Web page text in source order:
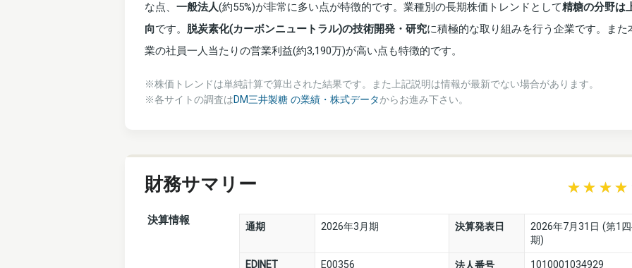
な点、 一般法人(約55%)が非常に多い点が特徴的です。業種別の長期株価トレンドとして精糖の分野は
向です。 脱炭素化(カーボンニュートラル)の技術開発・研究に積極的な取り組みを行う企業です。また
業の社員一人当たりの営業利益(約3,190万)が高い点も特徴的です。
※株価トレンドは単純計算で算出された結果です。また上記説明は情報が最新でない場合があります。
※各サイトの調査はDM三井製糖 の業績・株式データからお進み下さい。
財務サマリー
決算情報 通期 2026年3月期 決算発表日
2026年7月31日 (第1
期)
EDINET E00356 法人番号 1010001034929